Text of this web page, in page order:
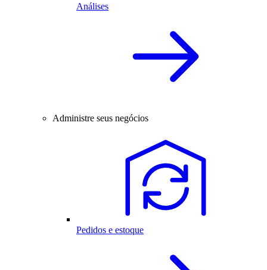
Análises
Administre seus negócios
Pedidos e estoque